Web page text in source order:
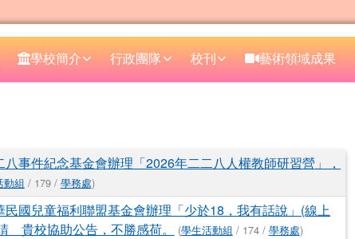
學校簡介 行政團隊 校刊 藝術領域成果
事件紀念基金會辦理「2026年二二八人權教師研習營」，
動組 / 179 / 學務處)
民國兒童福利聯盟基金會辦理「少於18，我有話說」(線上
貴校協助公告，不勝感荷。
(學生活動組 / 174 / 學務處)